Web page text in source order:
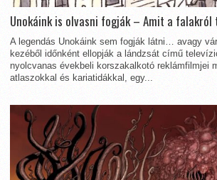
Unokáink is olvasni fogják – Amit a falakról
A legendás Unokáink sem fogják látni… avagy
kezéből időnként ellopják a lándzsát című
nyolcvanas évekbeli korszakalkotó reklámfilmjei
atlaszokkal és kariatidákkal, egy...